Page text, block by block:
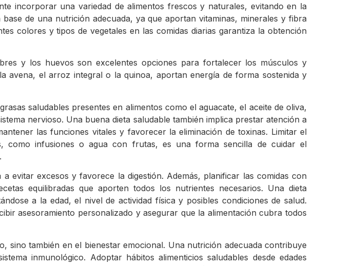
incorporar una variedad de alimentos frescos y naturales, evitando en la
de una nutrición adecuada, ya que aportan vitaminas, minerales y fibra
colores y tipos de vegetales en las comidas diarias garantiza la obtención
y los huevos son excelentes opciones para fortalecer los músculos y
avena, el arroz integral o la quinoa, aportan energía de forma sostenida y
saludables presentes en alimentos como el aguacate, el aceite de oliva,
nervioso. Una buena dieta saludable también implica prestar atención a
las funciones vitales y favorecer la eliminación de toxinas. Limitar el
como infusiones o agua con frutas, es una forma sencilla de cuidar el
evitar excesos y favorece la digestión. Además, planificar las comidas con
equilibradas que aporten todos los nutrientes necesarios. Una dieta
a la edad, el nivel de actividad física y posibles condiciones de salud.
asesoramiento personalizado y asegurar que la alimentación cubra todos
sino también en el bienestar emocional. Una nutrición adecuada contribuye
inmunológico. Adoptar hábitos alimenticios saludables desde edades